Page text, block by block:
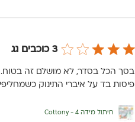
3 כוכבים גג
בסך הכל בסדר, לא מושלם זה בטוח.
פיסות בד על איברי התינוק
חיתול מידה 4 - Cottony